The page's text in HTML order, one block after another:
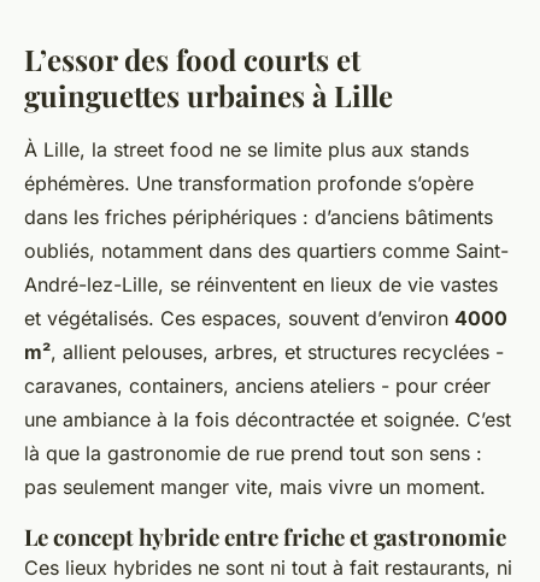
L’essor des food courts et
guinguettes urbaines à Lille
À Lille, la street food ne se limite plus aux stands
éphémères. Une transformation profonde s’opère
dans les friches périphériques : d’anciens bâtiments
oubliés, notamment dans des quartiers comme Saint-
André-lez-Lille, se réinventent en lieux de vie vastes
et végétalisés. Ces espaces, souvent d’environ 4000
m², allient pelouses, arbres, et structures recyclées -
caravanes, containers, anciens ateliers - pour créer
une ambiance à la fois décontractée et soignée. C’est
là que la gastronomie de rue prend tout son sens :
pas seulement manger vite, mais vivre un moment.
Le concept hybride entre friche et gastronomie
Ces lieux hybrides ne sont ni tout à fait restaurants, ni